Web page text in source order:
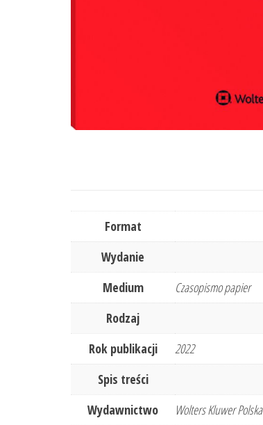
Format
Wydanie
Medium
Czasopismo papier
Rodzaj
Rok publikacji
2022
Spis treści
Wydawnictwo
Wolters Kluwer Polska